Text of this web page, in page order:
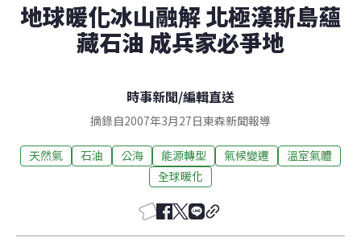
地球暖化冰山融解 北極漢斯島蘊
藏石油 成兵家必爭地
時事新聞/編輯直送
摘錄自2007年3月27日東森新聞報導
天然氣 石油 公海 能源轉型 氣候變遷
溫室氣體
全球暖化